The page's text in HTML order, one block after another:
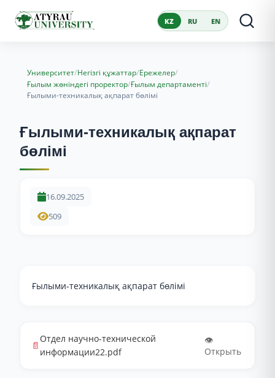
KZ RU EN
Университет/Негізгі құжаттар/Ережелер/
Ғылым жөніндегі проректор/Ғылым департаменті/
Ғылыми-техникалық ақпарат бөлімі
Ғылыми-техникалық ақпарат
бөлімі
16.09.2025
509
Ғылыми-техникалық ақпарат бөлімі
📄
Отдел научно-технической
информации22.pdf
👁️
Открыть